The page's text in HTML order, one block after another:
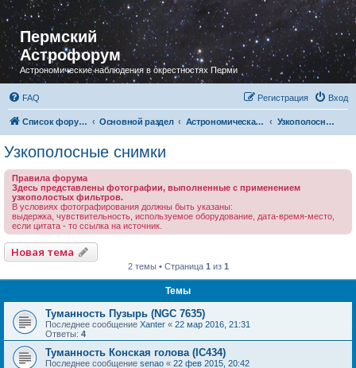
Пермский
Астрофорум
Астрономические наблюдения в окрестностях Перми
FAQ Вход
Регистрация
Список форумов Основной раздел Астрономическая фотография Узкополосные снимки
Узкополосные снимки
Правила форума
Здесь представлены фотографии, выполненные с применением
узкополостых фильтров.
В условиях фотографирования должны быть указаны:
выдержка, чувствительность, используемое оборудование, дата-время-место,
если цитата - то ссылка на источник.
Новая тема
2 темы • Страница 1 из 1
Темы
Туманность Пузырь (NGC 7635)
Последнее сообщение Xanter « 22 мар 2016, 21:31
Ответы: 4
Туманность Конская голова (IC434)
Последнее сообщение senao « 22 фев 2015, 20:42